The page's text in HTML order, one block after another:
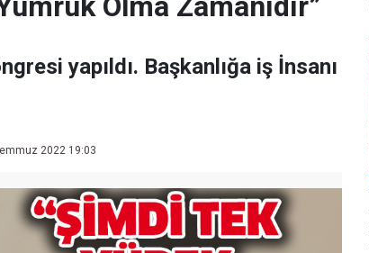
yapıldı. Başkanlığa iş İnsanı
2022 19:03